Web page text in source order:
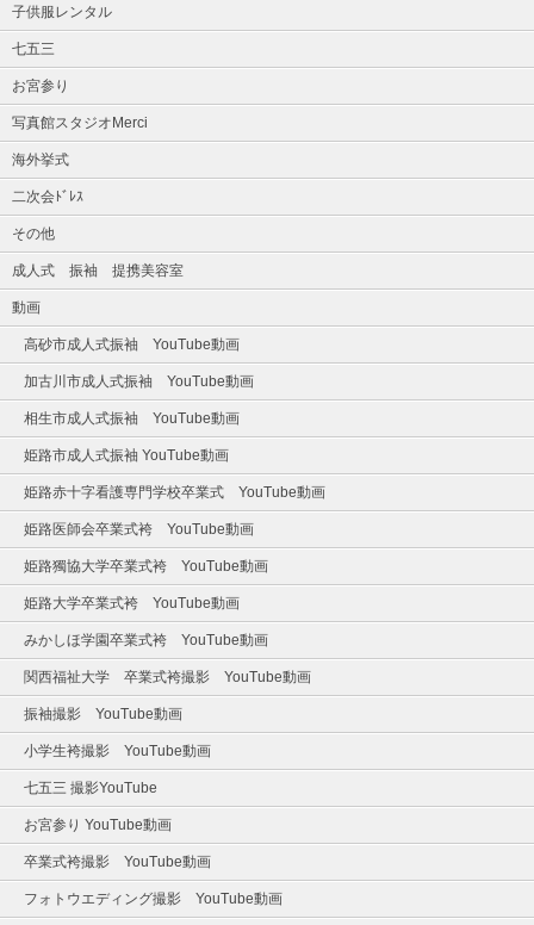
子供服レンタル
七五三
お宮参り
写真館スタジオMerci
海外挙式
二次会ﾄﾞﾚｽ
その他
成人式 振袖 提携美容室
動画
高砂市成人式振袖 YouTube動画
加古川市成人式振袖 YouTube動画
相生市成人式振袖 YouTube動画
姫路市成人式振袖 YouTube動画
姫路赤十字看護専門学校卒業式 YouTube動画
姫路医師会卒業式袴 YouTube動画
姫路獨協大学卒業式袴 YouTube動画
姫路大学卒業式袴 YouTube動画
みかしほ学園卒業式袴 YouTube動画
関西福祉大学 卒業式袴撮影 YouTube動画
振袖撮影 YouTube動画
小学生袴撮影 YouTube動画
七五三 撮影YouTube
お宮参り YouTube動画
卒業式袴撮影 YouTube動画
フォトウエディング撮影 YouTube動画